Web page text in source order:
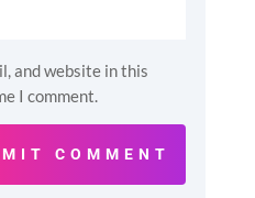
and website in this
I comment.
COMMENT